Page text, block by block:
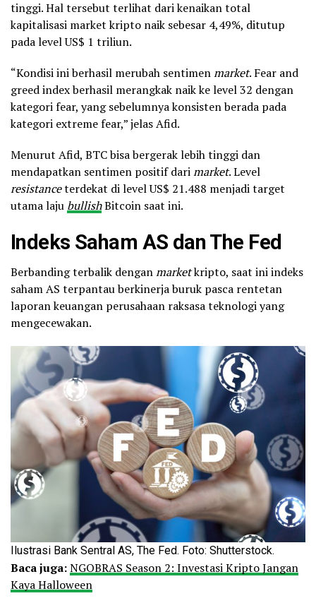
tinggi. Hal tersebut terlihat dari kenaikan total
kapitalisasi market kripto naik sebesar 4,49%, ditutup
pada level US$ 1 triliun.
“Kondisi ini berhasil merubah sentimenmarket. Fear and
greed index berhasil merangkak naik ke level 32 dengan
kategori fear, yang sebelumnya konsisten berada pada
kategori extreme fear,” jelas Afid.
Menurut Afid, BTC bisa bergerak lebih tinggi dan
mendapatkan sentimen positif darimarket. Level
resistanceterdekat di level US$ 21.488 menjadi target
utama laju bullishBitcoin saat ini.
Indeks Saham AS dan The Fed
Berbanding terbalik denganmarketkripto, saat ini indeks
saham AS terpantau berkinerja buruk pasca rentetan
laporan keuangan perusahaan raksasa teknologi yang
mengecewakan.
Ilustrasi Bank Sentral AS, The Fed. Foto: Shutterstock.
Baca juga:NGOBRAS Season 2: Investasi Kripto Jangan
Kaya Halloween